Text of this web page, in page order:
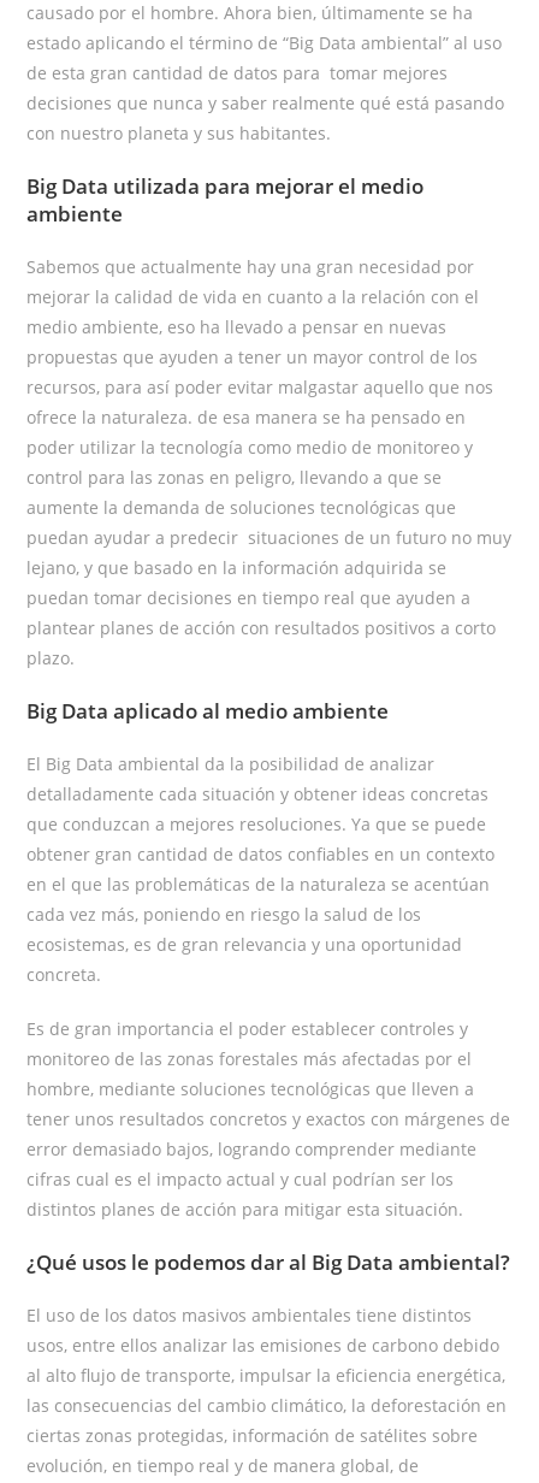
causado por el hombre. Ahora bien, últimamente se ha
estado aplicando el término de “Big Data ambiental” al uso
de esta gran cantidad de datos para tomar mejores
decisiones que nunca y saber realmente qué está pasando
con nuestro planeta y sus habitantes.
Big Data utilizada para mejorar el medio
ambiente
Sabemos que actualmente hay una gran necesidad por
mejorar la calidad de vida en cuanto a la relación con el
medio ambiente, eso ha llevado a pensar en nuevas
propuestas que ayuden a tener un mayor control de los
recursos, para así poder evitar malgastar aquello que nos
ofrece la naturaleza. de esa manera se ha pensado en
poder utilizar la tecnología como medio de monitoreo y
control para las zonas en peligro, llevando a que se
aumente la demanda de soluciones tecnológicas que
puedan ayudar a predecir situaciones de un futuro no muy
lejano, y que basado en la información adquirida se
puedan tomar decisiones en tiempo real que ayuden a
plantear planes de acción con resultados positivos a corto
plazo.
Big Data aplicado al medio ambiente
El Big Data ambiental da la posibilidad de analizar
detalladamente cada situación y obtener ideas concretas
que conduzcan a mejores resoluciones. Ya que se puede
obtener gran cantidad de datos confiables en un contexto
en el que las problemáticas de la naturaleza se acentúan
cada vez más, poniendo en riesgo la salud de los
ecosistemas, es de gran relevancia y una oportunidad
concreta.
Es de gran importancia el poder establecer controles y
monitoreo de las zonas forestales más afectadas por el
hombre, mediante soluciones tecnológicas que lleven a
tener unos resultados concretos y exactos con márgenes de
error demasiado bajos, logrando comprender mediante
cifras cual es el impacto actual y cual podrían ser los
distintos planes de acción para mitigar esta situación.
¿Qué usos le podemos dar al Big Data ambiental?
El uso de los datos masivos ambientales tiene distintos
usos, entre ellos analizar las emisiones de carbono debido
al alto flujo de transporte, impulsar la eficiencia energética,
las consecuencias del cambio climático, la deforestación en
ciertas zonas protegidas, información de satélites sobre
evolución, en tiempo real y de manera global, de